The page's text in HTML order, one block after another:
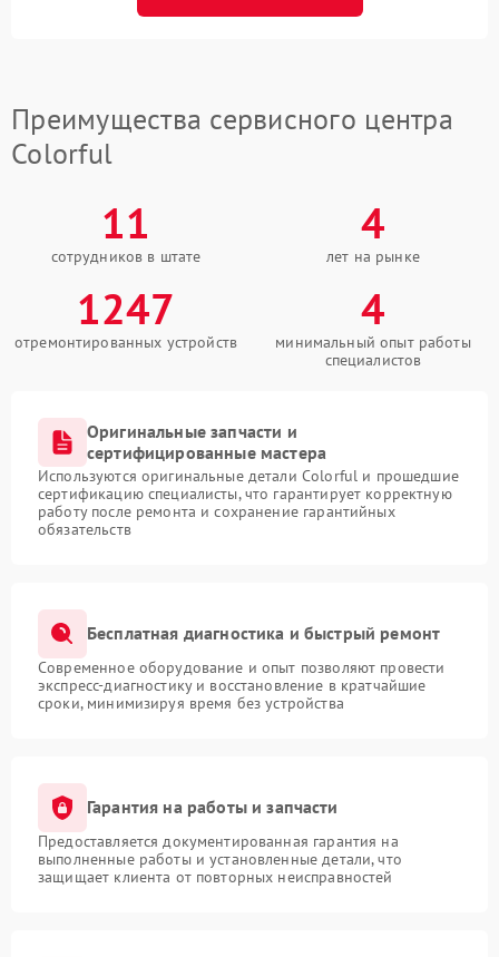
Преимущества сервисного центра
Colorful
11
сотрудников в штате
4
лет на рынке
1247
отремонтированных устройств
4
минимальный опыт работы
специалистов
Оригинальные запчасти и
сертифицированные мастера
Используются оригинальные детали Colorful и прошедшие
сертификацию специалисты, что гарантирует корректную
работу после ремонта и сохранение гарантийных
обязательств
Бесплатная диагностика и быстрый ремонт
Современное оборудование и опыт позволяют провести
экспресс-диагностику и восстановление в кратчайшие
сроки, минимизируя время без устройства
Гарантия на работы и запчасти
Предоставляется документированная гарантия на
выполненные работы и установленные детали, что
защищает клиента от повторных неисправностей